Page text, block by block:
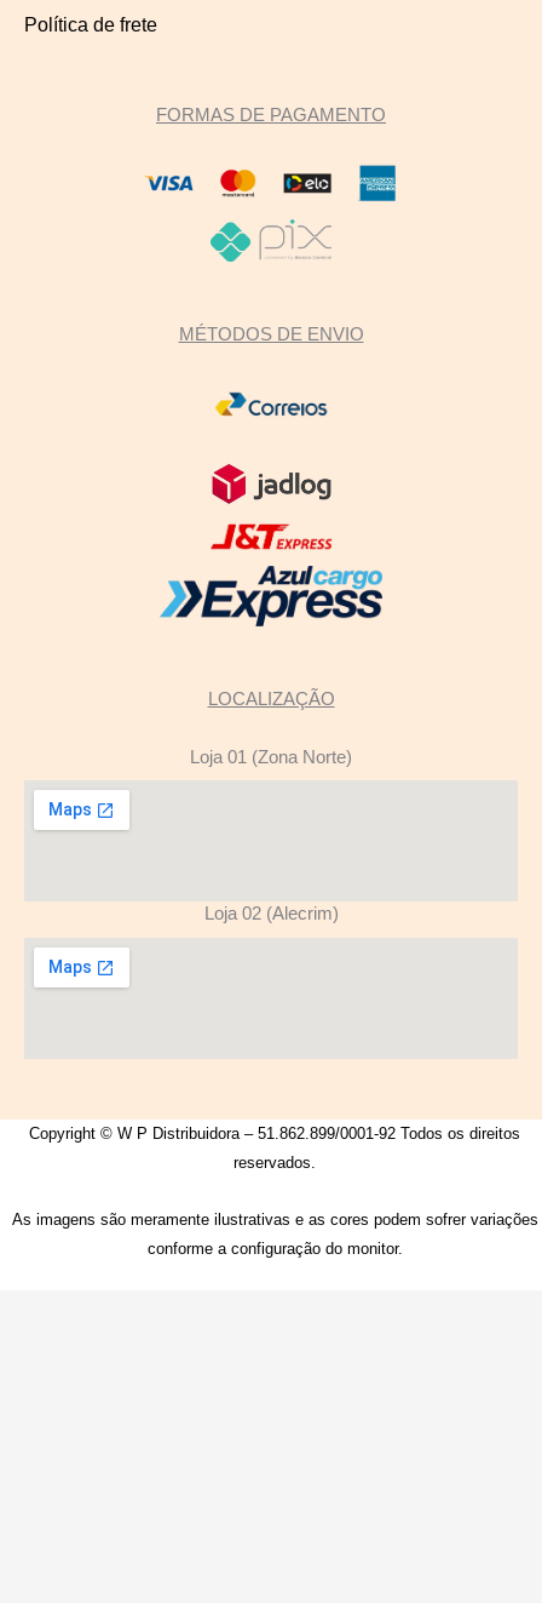
Política de frete
FORMAS DE PAGAMENTO
MÉTODOS DE ENVIO
LOCALIZAÇÃO
Loja 01 (Zona Norte)
Loja 02 (Alecrim)
Copyright © W P Distribuidora – 51.862.899/0001-92 Todos os direitos
reservados.
As imagens são meramente ilustrativas e as cores podem sofrer variações
conforme a configuração do monitor.